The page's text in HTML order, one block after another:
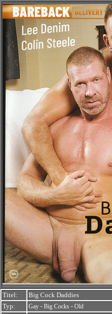
Titel:
Big Cock Daddies
Typ:
Gay - Big Cocks - Old